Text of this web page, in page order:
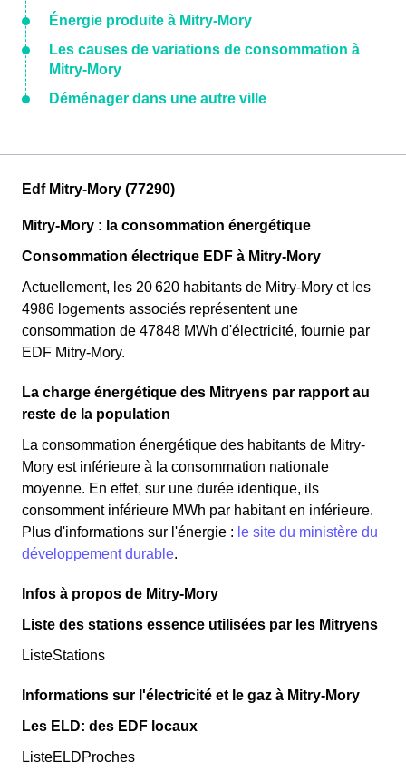
Énergie produite à Mitry-Mory
Les causes de variations de consommation à
Mitry-Mory
Déménager dans une autre ville
Edf Mitry-Mory (77290)
Mitry-Mory : la consommation énergétique
Consommation électrique EDF à Mitry-Mory
Actuellement, les 20 620 habitants de Mitry-Mory et les
4986 logements associés représentent une
consommation de 47848 MWh d'électricité, fournie par
EDF Mitry-Mory.
La charge énergétique des Mitryens par rapport au
reste de la population
La consommation énergétique des habitants de Mitry-
Mory est inférieure à la consommation nationale
moyenne. En effet, sur une durée identique, ils
consomment inférieure MWh par habitant en inférieure.
Plus d'informations sur l'énergie : le site du ministère du
développement durable.
Infos à propos de Mitry-Mory
Liste des stations essence utilisées par les Mitryens
ListeStations
Informations sur l'électricité et le gaz à Mitry-Mory
Les ELD: des EDF locaux
ListeELDProches